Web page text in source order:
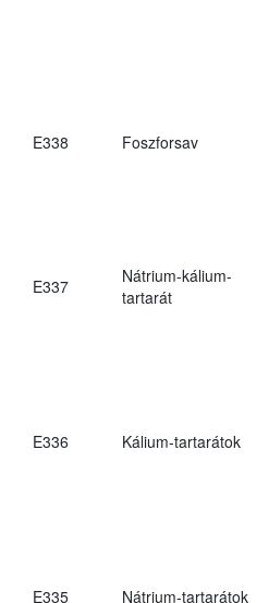
E338 Foszforsav
E337
Nátrium-kálium-
tartarát
E336 Kálium-tartarátok
E335 Nátrium-tartarátok